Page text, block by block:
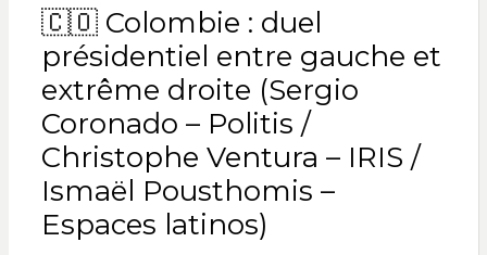
ON
🇨🇴 Colombie : duel
présidentiel entre gauche et
extrême droite (Sergio
Coronado – Politis /
Christophe Ventura – IRIS /
Ismaël Pousthomis –
Espaces latinos)